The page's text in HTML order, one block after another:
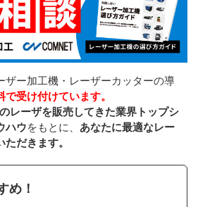
ザー加工機・レーザーカッターの導
で受け付けています。
レーザを販売してきた業界トップシ
ハウをもとに、 あなたに最適なレー
だきます。
め！